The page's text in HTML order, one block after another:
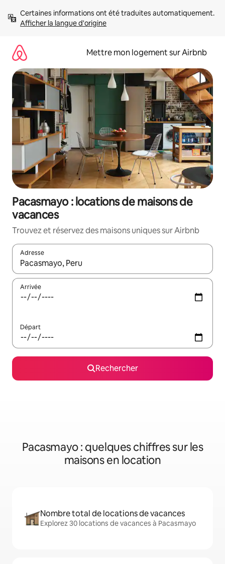
directement
Afficher la langue d'origine
Mettre mon logement sur Airbnb
Pacasmayo : locations de maisons de
vacances
Trouvez et réservez des maisons uniques sur Airbnb
Adresse
Lorsque les résultats s'affichent, utilisez les flèches vers le
Arrivée
Départ
Rechercher
Pacasmayo : quelques chiffres sur les
maisons en location
Nombre total de locations de vacances
Explorez 30 locations de vacances à Pacasmayo